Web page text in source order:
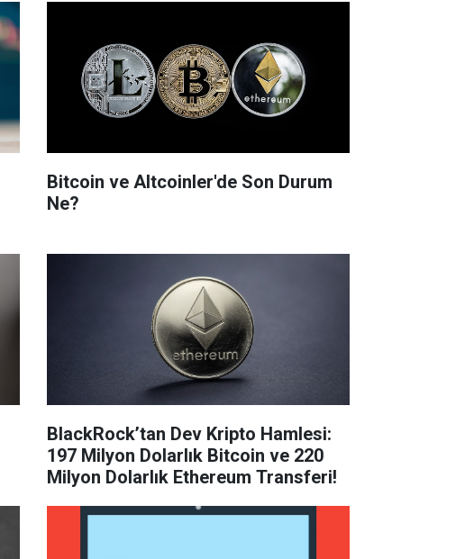
Bitcoin ve Altcoinler'de Son Durum
Ne?
BlackRock’tan Dev Kripto Hamlesi:
197 Milyon Dolarlık Bitcoin ve 220
Milyon Dolarlık Ethereum Transferi!